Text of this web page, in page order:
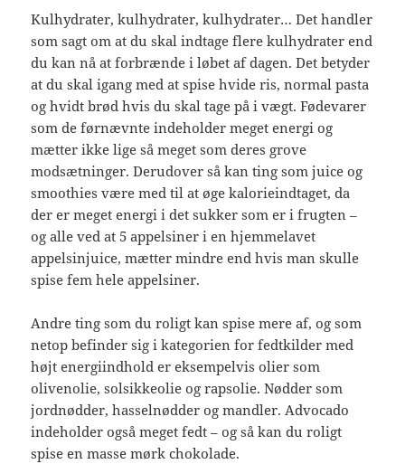
Kulhydrater, kulhydrater, kulhydrater… Det handler
som sagt om at du skal indtage flere kulhydrater end
du kan nå at forbrænde i løbet af dagen. Det betyder
at du skal igang med at spise hvide ris, normal pasta
og hvidt brød hvis du skal tage på i vægt. Fødevarer
som de førnævnte indeholder meget energi og
mætter ikke lige så meget som deres grove
modsætninger. Derudover så kan ting som juice og
smoothies være med til at øge kalorieindtaget, da
der er meget energi i det sukker som er i frugten –
og alle ved at 5 appelsiner i en hjemmelavet
appelsinjuice, mætter mindre end hvis man skulle
spise fem hele appelsiner.
Andre ting som du roligt kan spise mere af, og som
netop befinder sig i kategorien for fedtkilder med
højt energiindhold er eksempelvis olier som
olivenolie, solsikkeolie og rapsolie. Nødder som
jordnødder, hasselnødder og mandler. Advocado
indeholder også meget fedt – og så kan du roligt
spise en masse mørk chokolade.